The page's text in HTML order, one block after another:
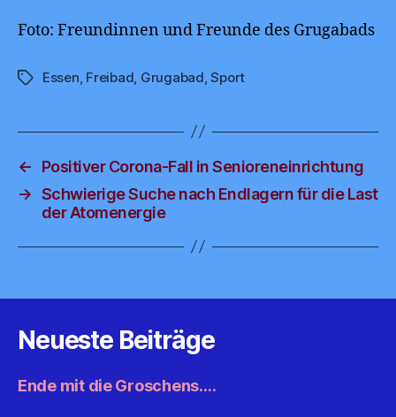
Foto: Freundinnen und Freunde des Grugabads
Schlagwörter
Essen, Freibad, Grugabad,Sport
←
Positiver Corona-Fall in Senioreneinrichtung
→ Schwierige Suche nach Endlagern für die Last
der Atomenergie
Neueste Beiträge
Ende mit die Groschens….